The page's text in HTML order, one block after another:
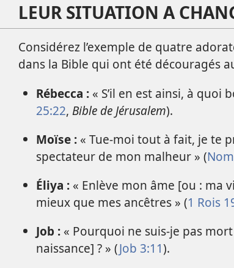
LEUR SITUATION A
Considérez l’exemple de quatre
dans la Bible qui ont été découragés
Rébecca : « S’il en est ainsi, à quoi
25:22, Bible de Jérusalem).
Moïse : « Tue-moi tout à fait, je te
spectateur de mon malheur » (
Éliya : « Enlève mon âme [ou : ma
mieux que mes ancêtres » (1 Rois
Job : « Pourquoi ne suis-je pas
naissance] ? » (Job 3:11).